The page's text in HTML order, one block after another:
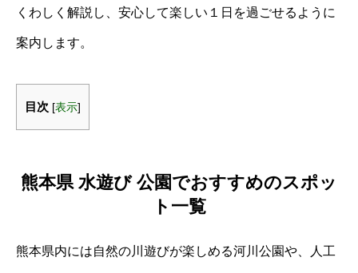
くわしく解説し、安心して楽しい１日を過ごせるように
案内します。
目次 [表示]
熊本県 水遊び 公園でおすすめのスポッ
ト一覧
熊本県内には自然の川遊びが楽しめる河川公園や、人工